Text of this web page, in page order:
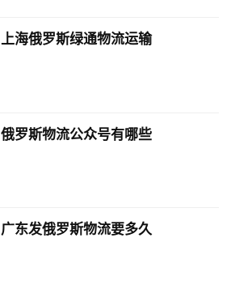
上海俄罗斯绿通物流运输
俄罗斯物流公众号有哪些
广东发俄罗斯物流要多久